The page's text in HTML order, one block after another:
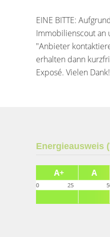
EINE BITTE:
Immobilienscout an
"Anbieter
erhalten dann
Exposé. Vielen Dank!
Energieausweis